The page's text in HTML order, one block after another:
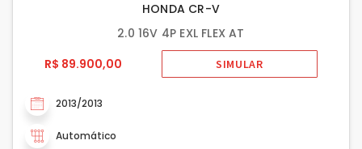
HONDA CR-V
2.0 16V 4P EXL FLEX AT
R$ 89.900,00
SIMULAR
2013/2013
Automático